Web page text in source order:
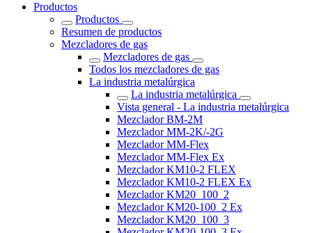
Productos
Productos
Resumen de productos
Mezcladores de gas
Mezcladores de gas
Todos los mezcladores de gas
La industria metalúrgica
La industria metalúrgica
Vista general - La industria metalúrgica
Mezclador BM-2M
Mezclador MM-2K/-2G
Mezclador MM-Flex
Mezclador MM-Flex Ex
Mezclador KM10-2 FLEX
Mezclador KM10-2 FLEX Ex
Mezclador KM20_100_2
Mezclador KM20-100_2 Ex
Mezclador KM20_100_3